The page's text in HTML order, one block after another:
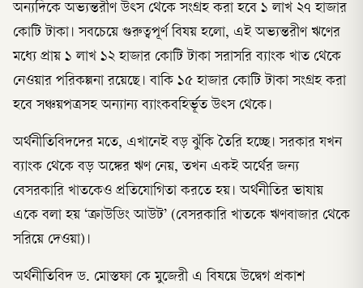
অন্যদিকে অভ্যন্তরীণ উৎস থেকে সংগ্রহ করা হবে ১ লাখ ২৭ হাজার
কোটি টাকা। সবচেয়ে গুরুত্বপূর্ণ বিষয় হলো, এই অভ্যন্তরীণ ঋণের
মধ্যে প্রায় ১ লাখ ১২ হাজার কোটি টাকা সরাসরি ব্যাংক খাত থেকে
নেওয়ার পরিকল্পনা রয়েছে। বাকি ১৫ হাজার কোটি টাকা সংগ্রহ করা
হবে সঞ্চয়পত্রসহ অন্যান্য ব্যাংকবহির্ভূত উৎস থেকে।
অর্থনীতিবিদদের মতে, এখানেই বড় ঝুঁকি তৈরি হচ্ছে। সরকার যখন
ব্যাংক থেকে বড় অঙ্কের ঋণ নেয়, তখন একই অর্থের জন্য
বেসরকারি খাতকেও প্রতিযোগিতা করতে হয়। অর্থনীতির ভাষায়
একে বলা হয় ‘ক্রাউডিং আউট’ (বেসরকারি খাতকে ঋণবাজার থেকে
সরিয়ে দেওয়া)।
অর্থনীতিবিদ ড. মোস্তফা কে মুজেরী এ বিষয়ে উদ্বেগ প্রকাশ